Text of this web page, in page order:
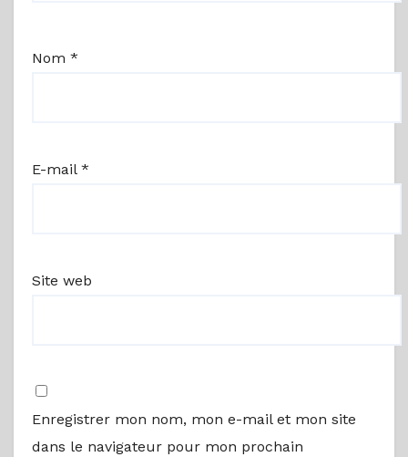
Nom *
E-mail *
Site web
Enregistrer mon nom, mon e-mail et mon site
dans le navigateur pour mon prochain